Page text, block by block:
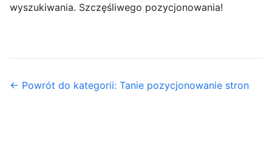
wyszukiwania. Szczęśliwego pozycjonowania!
← Powrót do kategorii: Tanie pozycjonowanie stron